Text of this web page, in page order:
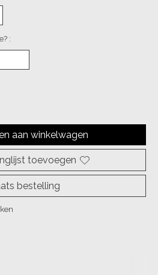
:
aan winkelwagen
toevoegen
bestelling